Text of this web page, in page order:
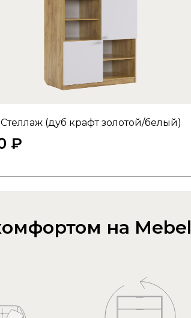
(дуб крафт золотой/белый)
₽
на